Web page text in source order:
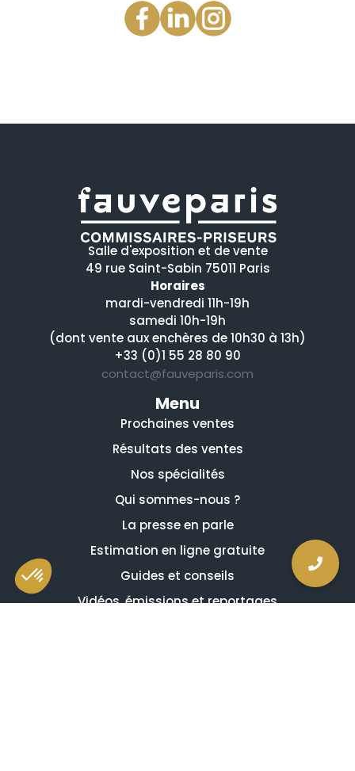
Salle d'exposition et de vente
49 rue Saint-Sabin 75011 Paris
Horaires
mardi-vendredi 11h-19h
samedi 10h-19h
(dont vente aux enchères de 10h30 à 13h)
+33 (0)1 55 28 80 90
contact@fauveparis.com
Menu
Prochaines ventes
Résultats des ventes
Nos spécialités
Qui sommes-nous ?
La presse en parle
Estimation en ligne gratuite
Guides et conseils
Vidéos, émissions et reportages